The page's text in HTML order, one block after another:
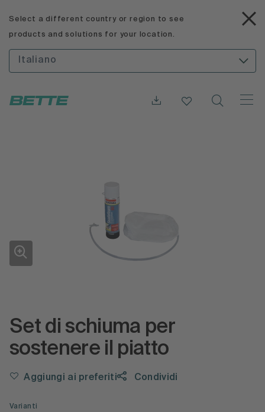
Select a different country or region to see
products and solutions for your location.
Italiano
Set di schiuma per
sostenere il piatto
Aggiungi ai preferiti Condividi
Varianti